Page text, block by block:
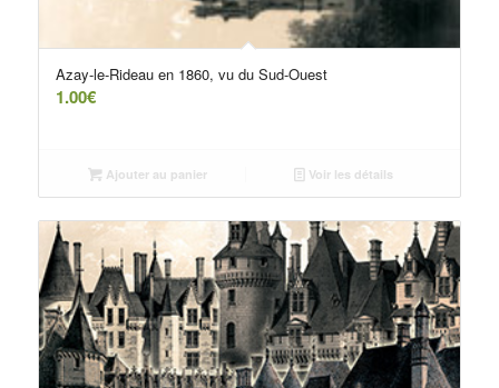
Azay-le-Rideau en 1860, vu du Sud-Ouest
1.00€
Ajouter au panier Voir les détails